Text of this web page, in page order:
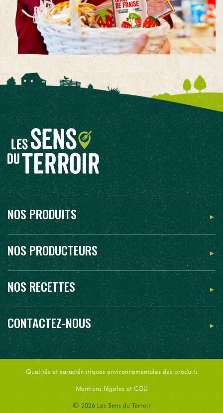
NOS PRODUITS
NOS PRODUCTEURS
NOS RECETTES
CONTACTEZ-NOUS
Qualités et caractéristiques environnementales des produits
Mentions légales et CGU
© 2026 Les Sens du Terroir